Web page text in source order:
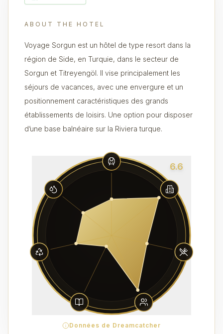
ABOUT THE HOTEL
Voyage Sorgun est un hôtel de type resort dans la
région de Side, en Turquie, dans le secteur de
Sorgun et Titreyengöl. Il vise principalement les
séjours de vacances, avec une envergure et un
positionnement caractéristiques des grands
établissements de loisirs. Une option pour disposer
d’une base balnéaire sur la Riviera turque.
6.6
Données de Dreamcatcher